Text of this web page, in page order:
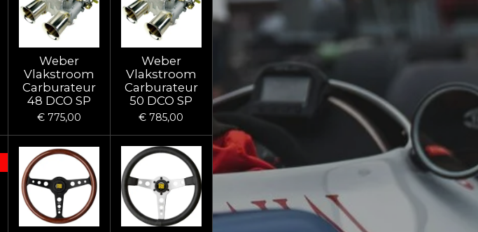
Weber
Vlakstroom
Carburateur
48 DCO SP
€ 775,00
Weber
Vlakstroom
Carburateur
50 DCO SP
€ 785,00